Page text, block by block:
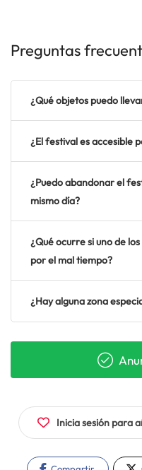
Preguntas
¿Qué objetos puedo
¿El festival es accesible
¿Puedo abandonar el
mismo día?
¿Qué ocurre si uno de
por el mal tiempo?
¿Hay alguna zona
Inicia sesión para